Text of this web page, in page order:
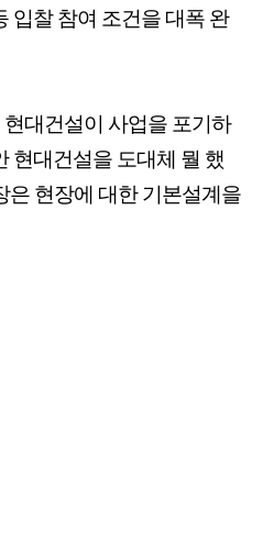
입찰 참여 조건을 대폭 완
대건설이 사업을 포기하
현대건설을 도대체 뭘 했
은 현장에 대한 기본설계을